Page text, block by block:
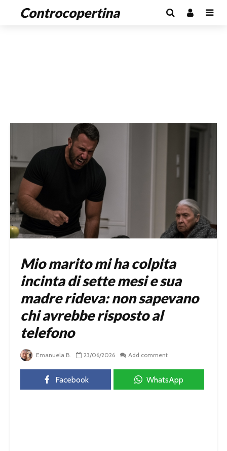
Controcopertina
Mio marito mi ha colpita
incinta di sette mesi e sua
madre rideva: non sapevano
chi avrebbe risposto al
telefono
Emanuela B. 23/06/2026 Add comment
Facebook WhatsApp